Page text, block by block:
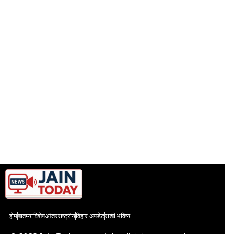
होमबातम्याविशेषआंतरराष्ट्रीयविहार अपडेटराशी भविष्य